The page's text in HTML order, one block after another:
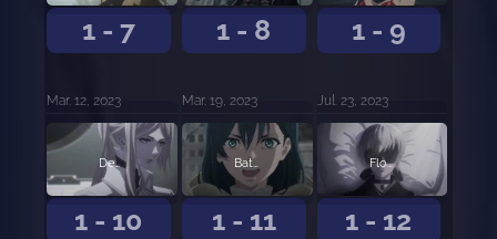
1 - 7
Mar. 12, 2023
1 - 8
Mar. 19, 2023
1 - 9
Jul. 23, 2023
1 - 10
Demasiado entusia[S]ta
1 - 11
Batalla f[R]ontal
1 - 12
Flores p[A]ra máquinas